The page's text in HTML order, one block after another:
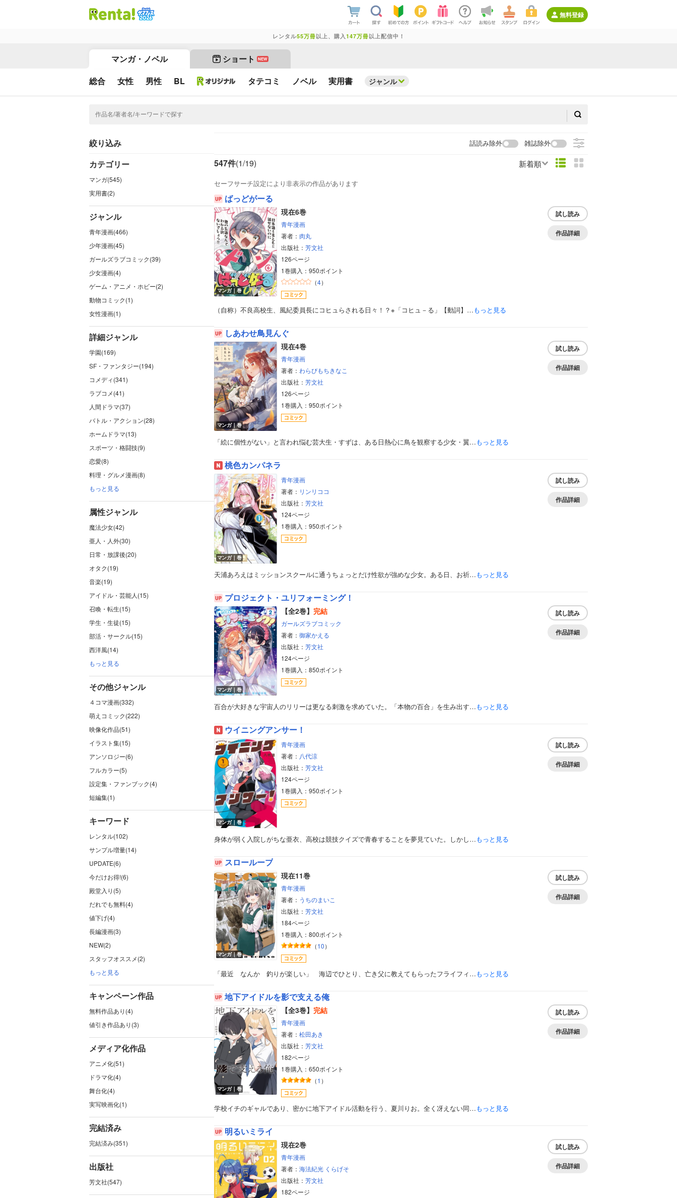
無料登録
レンタル55万冊以上、購入 147万冊以上配信中！
マンガ・ノベル ショート NEW
総合 女性 男性 BL タテコミ ノベル 実用書 ジャンル
絞り込み
カテゴリー
マンガ(545)
実用書(2)
ジャンル
青年漫画(466)
少年漫画(45)
ガールズラブコミック(39)
少女漫画(4)
ゲーム・アニメ・ホビー(2)
動物コミック(1)
女性漫画(1)
詳細ジャンル
学園(169)
SF・ファンタジー(194)
コメディ(341)
ラブコメ(41)
人間ドラマ(37)
バトル・アクション(28)
ホームドラマ(13)
スポーツ・格闘技(9)
恋愛(8)
料理・グルメ漫画(8)
もっと見る
属性ジャンル
魔法少女(42)
亜人・人外(30)
日常・放課後(20)
オタク(19)
音楽(19)
アイドル・芸能人(15)
召喚・転生(15)
学生・生徒(15)
部活・サークル(15)
西洋風(14)
もっと見る
その他ジャンル
４コマ漫画(332)
萌えコミック(222)
映像化作品(51)
イラスト集(15)
アンソロジー(6)
フルカラー(5)
設定集・ファンブック(4)
短編集(1)
キーワード
レンタル(102)
サンプル増量(14)
UPDATE(6)
今だけお得!(6)
殿堂入り(5)
だれでも無料(4)
値下げ(4)
長編漫画(3)
NEW(2)
スタッフオススメ(2)
もっと見る
キャンペーン作品
無料作品あり(4)
値引き作品あり(3)
メディア化作品
アニメ化(51)
ドラマ化(4)
舞台化(4)
実写映画化(1)
完結済み
完結済み(351)
出版社
芳文社(547)
話読み除外 雑誌除外
547件(1/19) 新着順
セーフサーチ設定により非表示の作品があります
ボーイズラブ
美女・美少女
女性写真集
ばっどがーる
マンガ｜巻
現在6巻
青年漫画
著者： 肉丸
出版社： 芳文社
126ページ
1巻購入：950ポイント
（4）
試し読み
作品詳細
（自称）不良高校生、風紀委員長にコヒュらされる日々！？※「コヒュ－る」【動詞】…もっと見る
しあわせ鳥見んぐ
マンガ｜巻
現在4巻
青年漫画
著者： わらびもちきなこ
出版社： 芳文社
126ページ
1巻購入：950ポイント
試し読み
作品詳細
「絵に個性がない」と言われ悩む芸大生・すずは、ある日熱心に鳥を観察する少女・翼…もっと見る
桃色カンパネラ
マンガ｜巻
青年漫画
著者： リンリココ
出版社： 芳文社
124ページ
1巻購入：950ポイント
試し読み
作品詳細
天浦あろえはミッションスクールに通うちょっとだけ性欲が強めな少女。ある日、お祈…もっと見る
プロジェクト・ユリフォーミング！
マンガ｜巻
【全2巻】 完結
ガールズラブコミック
著者： 御家かえる
出版社： 芳文社
124ページ
1巻購入：850ポイント
試し読み
作品詳細
百合が大好きな宇宙人のリリーは更なる刺激を求めていた。「本物の百合」を生み出す…もっと見る
ウイニングアンサー！
マンガ｜巻
青年漫画
著者： 八代涼
出版社： 芳文社
124ページ
1巻購入：950ポイント
試し読み
作品詳細
身体が弱く入院しがちな亜衣、高校は競技クイズで青春することを夢見ていた。しかし…もっと見る
スローループ
マンガ｜巻
現在11巻
青年漫画
著者： うちのまいこ
出版社： 芳文社
184ページ
1巻購入：800ポイント
（10）
試し読み
作品詳細
「最近 なんか 釣りが楽しい」 海辺でひとり、亡き父に教えてもらったフライフィ…もっと見る
地下アイドルを影で支える俺
マンガ｜巻
【全3巻】 完結
青年漫画
著者： 松田あき
出版社： 芳文社
182ページ
1巻購入：650ポイント
（1 ）
試し読み
作品詳細
学校イチのギャルであり、密かに地下アイドル活動を行う、夏川りお。全く冴えない同…もっと見る
明るいミライ
現在2巻
青年漫画
著者： 海法紀光 くらげそ
出版社： 芳文社
182ページ
試し読み
作品詳細